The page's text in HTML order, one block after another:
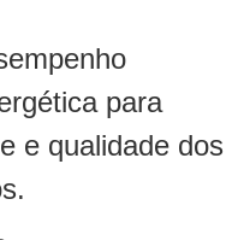
para
e qualidade dos
.